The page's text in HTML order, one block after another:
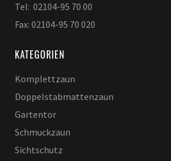
Tel: 02104-95 70 00
Fax: 02104-95 70 020
KATEGORIEN
Komplettzaun
Doppelstabmattenzaun
Gartentor
Schmuckzaun
Sichtschutz